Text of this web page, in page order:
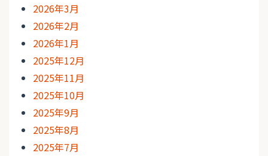
2026年3月
2026年2月
2026年1月
2025年12月
2025年11月
2025年10月
2025年9月
2025年8月
2025年7月